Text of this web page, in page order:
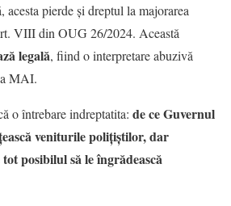
acesta pierde și dreptul la majorarea
VIII din OUG 26/2024. Această
legală, fiind o interpretare abuzivă
MAI.
o întrebare indreptatita: de ce Guvernul
veniturile polițiștilor, dar
posibilul să le îngrădească